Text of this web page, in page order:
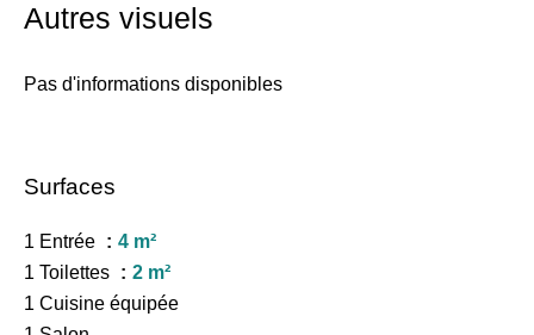
Autres visuels
Pas d'informations disponibles
Surfaces
1 Entrée
4 m²
1 Toilettes
2 m²
1 Cuisine équipée